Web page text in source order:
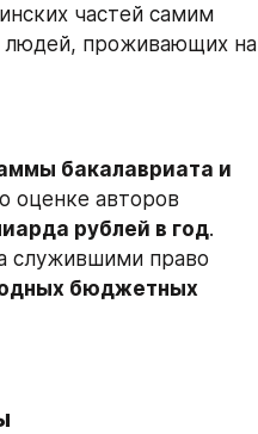
частей самим
людей, проживающих на
бакалавриата и
оценке авторов
рублей в год.
бюджетных